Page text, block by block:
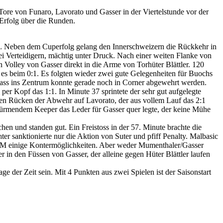
von Funaro, Lavorato und Gasser in der Viertelstunde vor der
über die Runden.
dem Cuperfolg gelang den Innerschweizern die Rückkehr in
Verteidigern, mächtig unter Druck. Nach einer weiten Flanke von
von Gasser direkt in die Arme von Torhüter Blättler. 120
beim 0:1. Es folgten wieder zwei gute Gelegenheiten für Buochs
ins Zentrum konnte gerade noch in Corner abgewehrt werden.
Kopf das 1:1. In Minute 37 sprintete der sehr gut aufgelegte
Rücken der Abwehr auf Lavorato, der aus vollem Lauf das 2:1
Keeper das Leder für Gasser quer legte, der keine Mühe
und standen gut. Ein Freistoss in der 57. Minute brachte die
sanktionierte nur die Aktion von Suter und pfiff Penalty. Malbasic
einige Kontermöglichkeiten. Aber weder Mumenthaler/Gasser
den Füssen von Gasser, der alleine gegen Hüter Blättler laufen
der Zeit sein. Mit 4 Punkten aus zwei Spielen ist der Saisonstart